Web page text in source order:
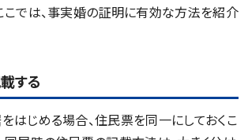
こでは、事実婚の証明に有効な方法を紹介
する
はじめる場合、住民票を同一にしておくこ